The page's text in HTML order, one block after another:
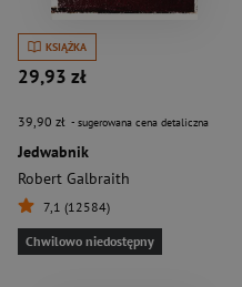
KSIĄŻKA
29,93 zł
39,90 zł - sugerowana cena detaliczna
Jedwabnik
Robert Galbraith
7,1 (12584)
Chwilowo niedostępny